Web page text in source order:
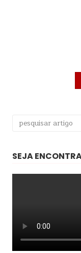
Pesquisar
SEJA